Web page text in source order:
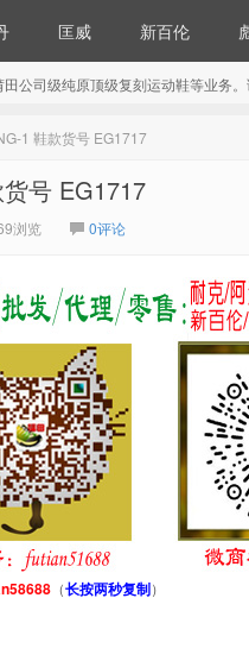
匡威 新百伦
公司级纯原顶级复刻运动鞋等业务。
1 鞋款货号 EG1717
号 EG1717
浏览 0评论
（长按两秒复制）